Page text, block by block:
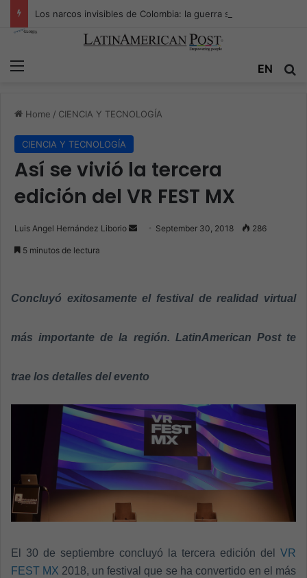
EN
Home / CIENCIA Y TECNOLOGÍA
CIENCIA Y TECNOLOGÍA
Así se vivió la tercera
edición del VR FEST MX
Luis Angel Hernández Liborio
m
i
September 30, 2018 286
5 minutos de lectura
Concluyó exitosamente el festival de realidad virtual
más importante de la región. LatinAmerican Post te
trae los detalles del evento
El 30 de septiembre concluyó la tercera edición del VR
FEST MX 2018, un festival que se ha convertido en el más